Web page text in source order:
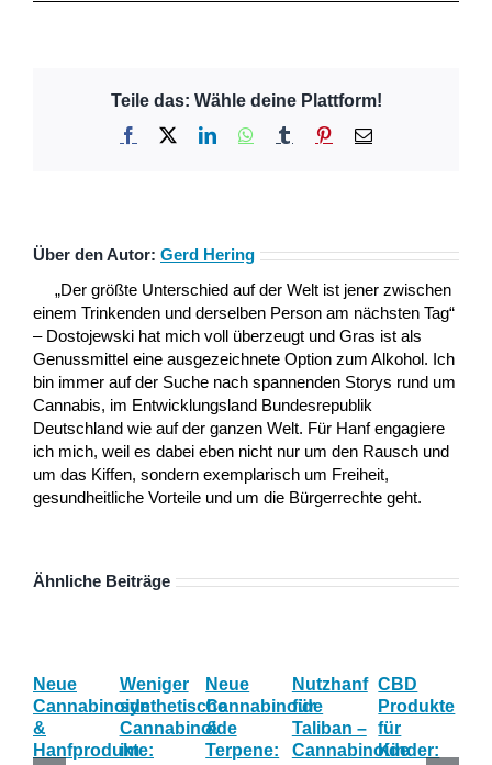
Teile das: Wähle deine Plattform!
Facebook LinkedInWhatsApp
Tumblr Pinterest
E-
Über den Autor: Gerd Hering
„Der größte Unterschied auf der Welt ist jener zwischen
einem Trinkenden und derselben Person am nächsten Tag“
– Dostojewski hat mich voll überzeugt und Gras ist als
Genussmittel eine ausgezeichnete Option zum Alkohol. Ich
bin immer auf der Suche nach spannenden Storys rund um
Cannabis, im Entwicklungsland Bundesrepublik
Deutschland wie auf der ganzen Welt. Für Hanf engagiere
ich mich, weil es dabei eben nicht nur um den Rausch und
um das Kiffen, sondern exemplarisch um Freiheit,
gesundheitliche Vorteile und um die Bürgerrechte geht.
Ähnliche Beiträge
Neue
Cannabinoide
&
Hanfprodukte:
Weniger
synthetische
Cannabinoide
im
Neue
Cannabinoide
&
Terpene:
Nutzhanf
für
Taliban –
Cannabinoide
CBD
Produkte
für
Kinder: